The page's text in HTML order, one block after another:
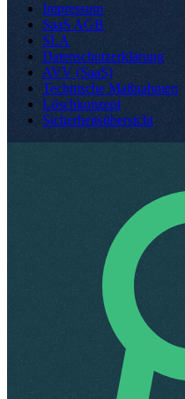
Impressum
SaaS AGB
SLA
Datenschutzerklärung
AVV (SaaS)
Technische Maßnahmen
Löschkonzept
Sicherheitsübersicht